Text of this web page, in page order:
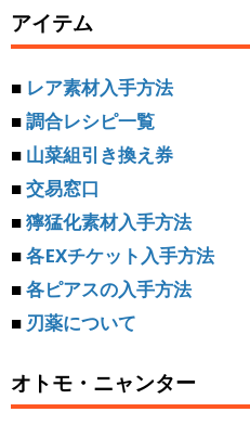
アイテム
■ レア素材入手方法
■調合レシピ一覧
■ 山菜組引き換え券
■交易窓口
■獰猛化素材入手方法
■各EXチケット入手方法
■各ピアスの入手方法
■ 刃薬について
オトモ・ニャンター